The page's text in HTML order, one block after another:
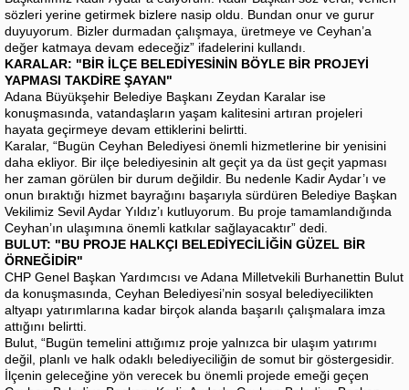
sözleri yerine getirmek bizlere nasip oldu. Bundan onur ve gurur
duyuyorum. Bizler durmadan çalışmaya, üretmeye ve Ceyhan’a
değer katmaya devam edeceğiz” ifadelerini kullandı.
KARALAR: "BİR İLÇE BELEDİYESİNİN BÖYLE BİR PROJEYİ
YAPMASI TAKDİRE ŞAYAN"
Adana Büyükşehir Belediye Başkanı Zeydan Karalar ise
konuşmasında, vatandaşların yaşam kalitesini artıran projeleri
hayata geçirmeye devam ettiklerini belirtti.
Karalar, “Bugün Ceyhan Belediyesi önemli hizmetlerine bir yenisini
daha ekliyor. Bir ilçe belediyesinin alt geçit ya da üst geçit yapması
her zaman görülen bir durum değildir. Bu nedenle Kadir Aydar’ı ve
onun bıraktığı hizmet bayrağını başarıyla sürdüren Belediye Başkan
Vekilimiz Sevil Aydar Yıldız’ı kutluyorum. Bu proje tamamlandığında
Ceyhan’ın ulaşımına önemli katkılar sağlayacaktır” dedi.
BULUT: "BU PROJE HALKÇI BELEDİYECİLİĞİN GÜZEL BİR
ÖRNEĞİDİR"
CHP Genel Başkan Yardımcısı ve Adana Milletvekili Burhanettin Bulut
da konuşmasında, Ceyhan Belediyesi’nin sosyal belediyecilikten
altyapı yatırımlarına kadar birçok alanda başarılı çalışmalara imza
attığını belirtti.
Bulut, “Bugün temelini attığımız proje yalnızca bir ulaşım yatırımı
değil, planlı ve halk odaklı belediyeciliğin de somut bir göstergesidir.
İlçenin geleceğine yön verecek bu önemli projede emeği geçen